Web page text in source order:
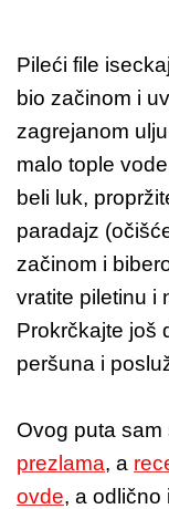
Pileći file
bio začinom i
zagrejanom
malo tople
beli luk,
paradajz
začinom i
vratite piletinu i
Prokrčkajte još
peršuna i
Ovog puta sam
prezlama, a
ovde, a odlično